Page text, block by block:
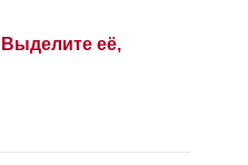
её,